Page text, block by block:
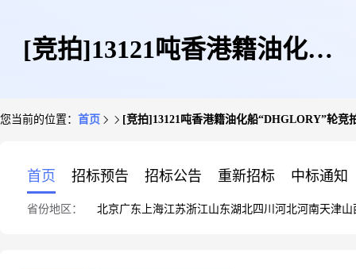
[竞拍]13121吨香港籍油化船
您当前的位置： 首页 [竞拍]13121吨香港籍油化船“DHGLORY”轮竞
首页 招标预告 招标公告 重新招标 中标通知
省份地区： 北京广东 上海江苏浙江山东湖北四川 河北河南天津山